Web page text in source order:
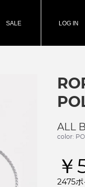
SALE LOG IN
ALL
color:
2475ポ